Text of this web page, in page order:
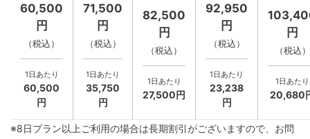
60,500
円
（税込）
1日あたり
60,500
円
71,500
円
（税込）
1日あたり
35,750
円
82,500
円
（税込）
1日あたり
27,500円
92,950
円
（税込）
1日あたり
23,238
円
円
（税込）
1日あたり
20,680
※8日プラン以上ご利用の場合は長期割引がございますので、お問